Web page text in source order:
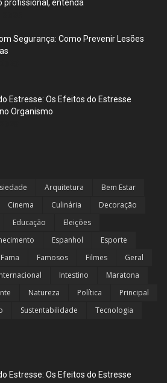
profissional, entenda
Segurança: Como Prevenir Lesões
Estresse: Os Efeitos do Estresse
Organismo
Arquitetura
Bem Estar
Cinema Culinária
Decoração
Educação
Eleições
Espanhol
Esporte
Fama Famosos Filmes
Geral
Intestino
Maratona
Natureza Política
Principal
Sustentabilidade
Tecnologia
Estresse: Os Efeitos do Estresse